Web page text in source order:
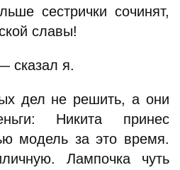
сестрички сочинят,
славы!
сказал я.
дел не решить, а они
Никита принес
модель за это время.
Лампочка чуть